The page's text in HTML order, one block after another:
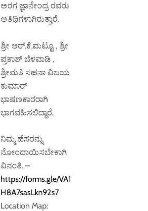
ಅರಗ ಜ್ಞಾನೇಂದ್ರ ರವರು
ಅತಿಥಿಗಳಾಗಿರುತ್ತಾರೆ.
ಶ್ರೀ ಆರ್.ಕೆ.ಮಟ್ಟೂ , ಶ್ರೀ
ಪ್ರಕಾಶ್ ಬೆಳವಾಡಿ ,
ಶ್ರೀಮತಿ ಸಹನಾ ವಿಜಯ
ಕುಮಾರ್
ಭಾಷಣಕಾರರಾಗಿ
ಭಾಗವಹಿಸಲಿದ್ದಾರೆ.
ನಿಮ್ಮ ಹೆಸರನ್ನು
ನೋಂದಾಯಿಸಬೇಕಾಗಿ
ವಿನಂತಿ. –
https://forms.gle/VA1
H8A7sasLkn92s7
Location Map: